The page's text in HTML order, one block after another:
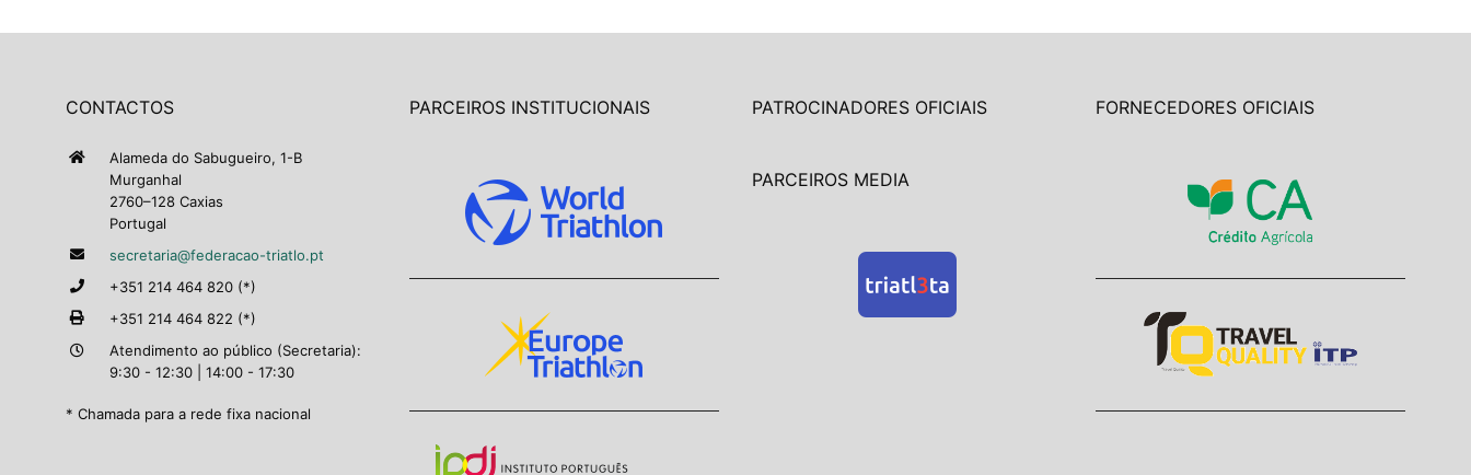
CONTACTOS
Alameda do Sabugueiro, 1-B
Murganhal
2760–128 Caxias
Portugal
secretaria@federacao-triatlo.pt
+351 214 464 820 (*)
+351 214 464 822 (*)
Atendimento ao público (Secretaria):
9:30 - 12:30 | 14:00 - 17:30
* Chamada para a rede fixa nacional
PARCEIROS INSTITUCIONAIS PATROCINADORES OFICIAIS
PARCEIROS MEDIA
FORNECEDORES OFICIAIS